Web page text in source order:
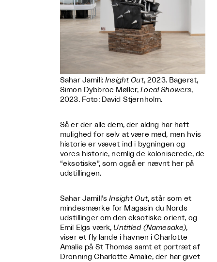
Sahar Jamili:Insight Out, 2023. Bagerst,
Simon Dybbroe Møller,Local Showers,
2023. Foto: David Stjernholm.
Så er der alle dem, der aldrig har haft
mulighed for selv at være med, men hvis
historie er vævet ind i bygningen og
vores historie, nemlig de koloniserede, de
“eksotiske”, som også er nævnt her på
udstillingen.
Sahar Jamill’sInsight Out, står som et
mindesmærke for Magasin du Nords
udstillinger om den eksotiske orient, og
Emil Elgs værk, Untitled (Namesake),
viser et fly lande i havnen i Charlotte
Amalie på St Thomas samt et portræt af
Dronning Charlotte Amalie, der har givet